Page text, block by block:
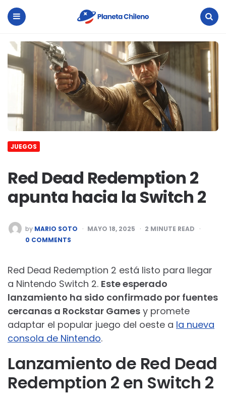
Planeta
Chileno
JUEGOS
Red Dead Redemption 2
apunta hacia la Switch 2
POSTED
BY
by MARIO SOTO MAYO 18, 2025 2 MINUTE READ
0 COMMENTS
Red Dead Redemption 2 está listo para llegar
a Nintendo Switch 2. Este esperado
lanzamiento ha sido confirmado por fuentes
cercanas a Rockstar Games y promete
adaptar el popular juego del oeste a la nueva
consola de Nintendo.
Lanzamiento de Red Dead
Redemption 2 en Switch 2